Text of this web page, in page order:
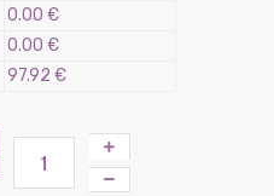
0.00 €
0.00 €
97.92 €